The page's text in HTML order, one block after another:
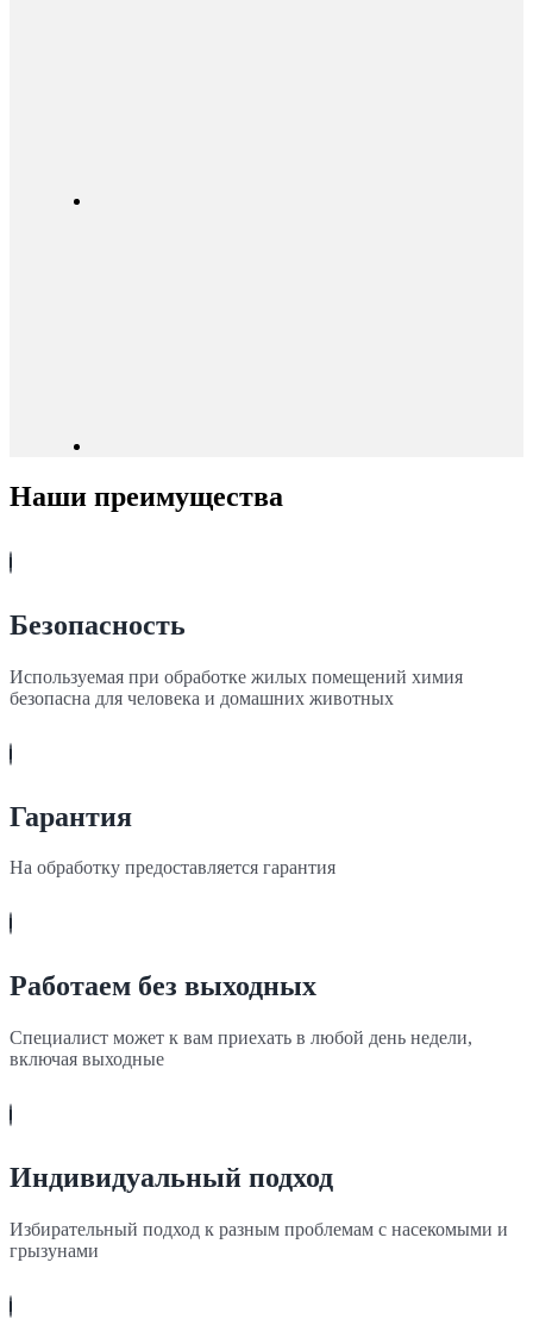
Наши преимущества
Безопасность
Используемая при обработке жилых помещений химия
безопасна для человека и домашних животных
Гарантия
На обработку предоставляется гарантия
Работаем без выходных
Специалист может к вам приехать в любой день недели,
включая выходные
Индивидуальный подход
Избирательный подход к разным проблемам с насекомыми и
грызунами